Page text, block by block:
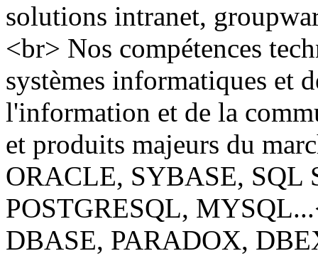
solutions intranet,
<br> Nos compétences
systèmes informatiques et
l'information et de la
et produits majeurs du
ORACLE, SYBASE, SQL
POSTGRESQL,
DBASE, PARADOX,